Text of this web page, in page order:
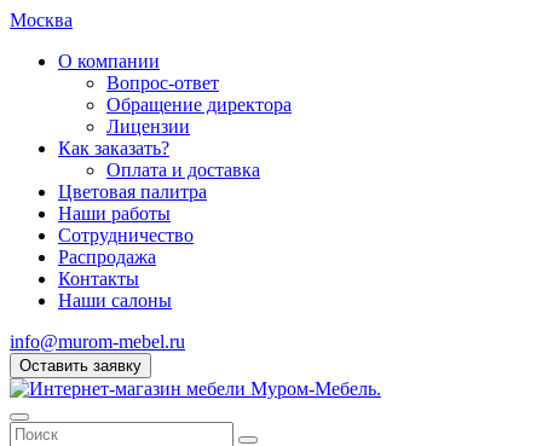
Москва
О компании
Вопрос-ответ
Обращение директора
Лицензии
Как заказать?
Оплата и доставка
Цветовая палитра
Наши работы
Сотрудничество
Распродажа
Контакты
Наши салоны
info@murom-mebel.ru
Оставить заявку